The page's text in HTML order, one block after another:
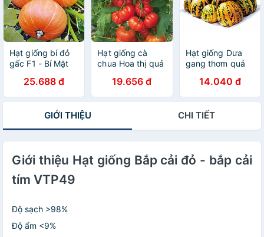
Hạt giống bí đỏ
gấc F1 - Bí Mặt
25.688 đ
Hạt giống cà
chua Hoa thị quả
suất cao VTP55
19.656 đ
Hạt giống Dưa
gang thơm quả
14.040 đ
GIỚI THIỆU CHI TIẾT
Giới thiệu Hạt giống Bắp cải đỏ - bắp cải
tím VTP49
Độ sạch >98%
Độ ẩm <9%